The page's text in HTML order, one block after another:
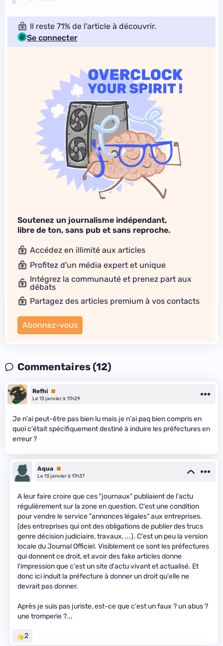
Il reste 71% de l'article à découvrir.
Se connecter
Soutenez un journalisme indépendant,
libre de ton, sans pub et sans reproche.
Accédez en illimité aux articles
Profitez d'un média expert et unique
Intégrez la communauté et prenez part aux
débats
Partagez des articles premium à vos contacts
Abonnez-vous
Commentaires (12)
Refhi Premium
Le 13 janvier à 17h29
Je n'ai peut-être pas bien lu mais je n'ai paq bien compris en
quoi c'était spécifiquement destiné à induire les préfectures en
erreur ?
Aqua Premium
Le 13 janvier à 17h37
A leur faire croire que ces "journaux" publiaient de l'actu
régulièrement sur la zone en question. C'est une condition
pour vendre le service "annonces légales" aux entreprises.
(des entreprises qui ont des obligations de publier des trucs
genre décision judiciaire, travaux, ...). C'est un peu la version
locale du Journal Officiel. Visiblement ce sont les préfectures
qui donnent ce droit, et avoir des fake articles donne
l'impression que c'est un site d'actu vivant et actualisé. Et
donc ici induit la préfecture à donner un droit qu'elle ne
devrait pas donner.
Après je suis pas juriste, est-ce que c'est un faux ? un abus ?
une tromperie ?...
2